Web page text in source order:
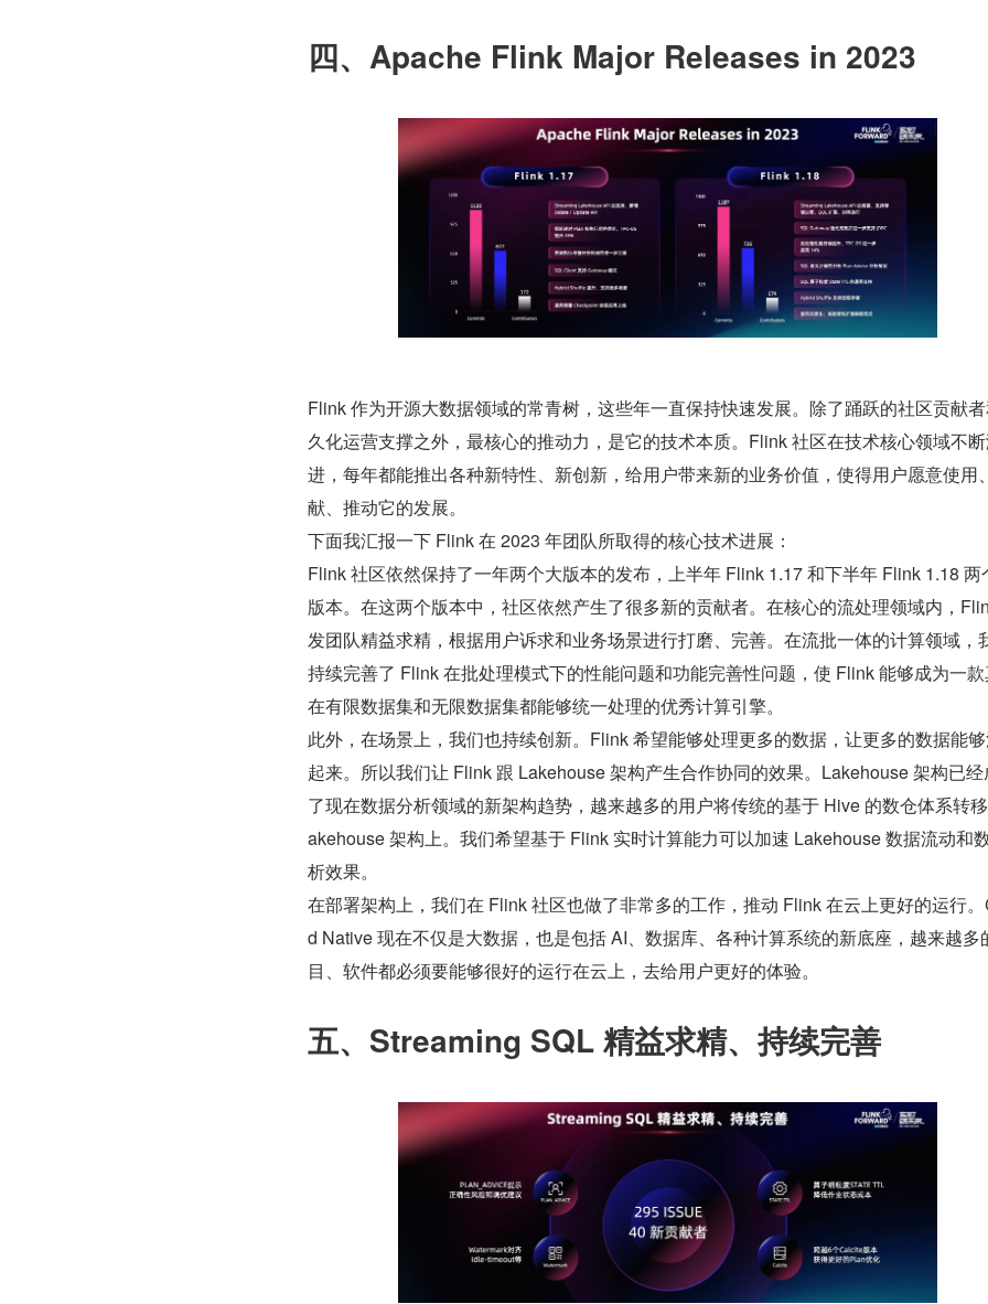
四、Apache Flink Major Releases in 2023
Flink 作为开源大数据领域的常青树，这些年一直保持快速发展。除了踊跃的社区贡献
久化运营支撑之外，最核心的推动力，是它的技术本质。Flink 社区在技术核心领域不
进，每年都能推出各种新特性、新创新，给用户带来新的业务价值，使得用户愿意使用
献、推动它的发展。
下面我汇报一下 Flink 在 2023 年团队所取得的核心技术进展：
Flink 社区依然保持了一年两个大版本的发布，上半年 Flink 1.17 和下半年 Flink 1.18 两
版本。在这两个版本中，社区依然产生了很多新的贡献者。在核心的流处理领域内，
发团队精益求精，根据用户诉求和业务场景进行打磨、完善。在流批一体的计算领域，
持续完善了 Flink 在批处理模式下的性能问题和功能完善性问题，使 Flink 能够成为一
在有限数据集和无限数据集都能够统一处理的优秀计算引擎。
此外，在场景上，我们也持续创新。Flink 希望能够处理更多的数据，让更多的数据能
起来。所以我们让 Flink 跟 Lakehouse 架构产生合作协同的效果。Lakehouse 架构已经
了现在数据分析领域的新架构趋势，越来越多的用户将传统的基于 Hive 的数仓体系转
akehouse 架构上。我们希望基于 Flink 实时计算能力可以加速 Lakehouse 数据流动和
析效果。
在部署架构上，我们在 Flink 社区也做了非常多的工作，推动 Flink 在云上更好的运行
d Native 现在不仅是大数据，也是包括 AI、数据库、各种计算系统的新底座，越来越多
目、软件都必须要能够很好的运行在云上，去给用户更好的体验。
五、Streaming SQL 精益求精、持续完善